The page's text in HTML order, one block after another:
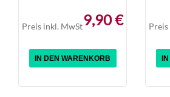
Preis inkl. MwSt9,90 €
IN DEN WARENKORB